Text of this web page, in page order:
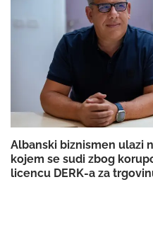
Albanski biznismen ulazi
kojem se sudi zbog
licencu DERK-a za